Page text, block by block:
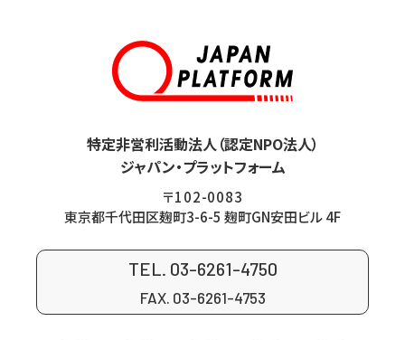
特定非営利活動法人（認定NPO法人）
ジャパン・プラットフォーム
〒102-0083
東京都千代田区麹町3-6-5 麹町GN安田ビル 4F
TEL. 03-6261-4750
FAX. 03-6261-4753